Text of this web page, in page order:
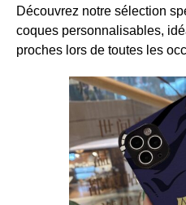
Découvrez notre sélection
coques personnalisables,
proches lors de toutes les